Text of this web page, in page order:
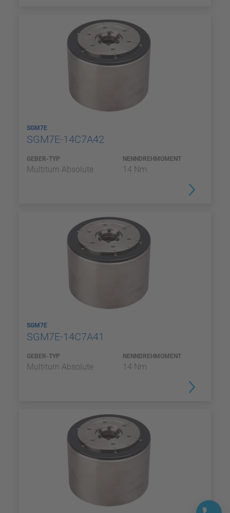
SGM7E
SGM7E-14C7A42
GEBER-TYP
Multiturn Absolute
NENNDREHMOMENT
14 Nm
SGM7E
SGM7E-14C7A41
GEBER-TYP
Multiturn Absolute
NENNDREHMOMENT
14 Nm